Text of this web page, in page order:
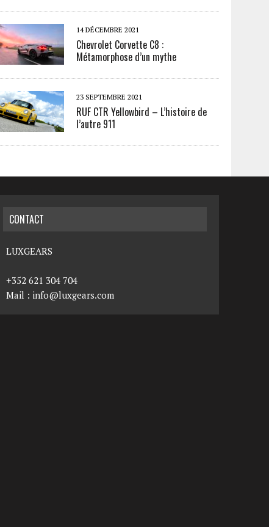
14 DÉCEMBRE 2021
Chevrolet Corvette C8 :
Métamorphose d’un mythe
23 SEPTEMBRE 2021
RUF CTR Yellowbird – L’histoire de
l’autre 911
CONTACT
LUXGEARS
+352 621 304 704
Mail : info@luxgears.com